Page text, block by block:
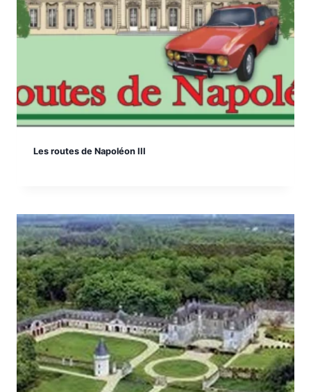
Les routes de Napoléon III